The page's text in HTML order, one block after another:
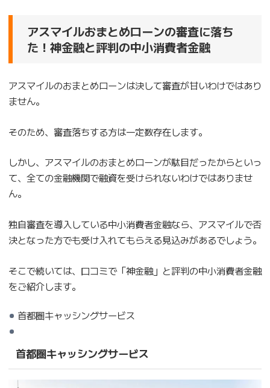
アスマイルおまとめローンの審査に落ち
た！神金融と評判の中小消費者金融
アスマイルのおまとめローンは決して審査が甘いわけではあり
ません。
そのため、審査落ちする方は一定数存在します。
しかし、アスマイルのおまとめローンが駄目だったからといっ
て、全ての金融機関で融資を受けられないわけではありませ
ん。
独自審査を導入している中小消費者金融なら、アスマイルで否
決となった方でも受け入れてもらえる見込みがあるでしょう。
そこで続いては、口コミで「神金融」と評判の中小消費者金融
をご紹介します。
首都圏キャッシングサービス
首都圏キャッシングサービス